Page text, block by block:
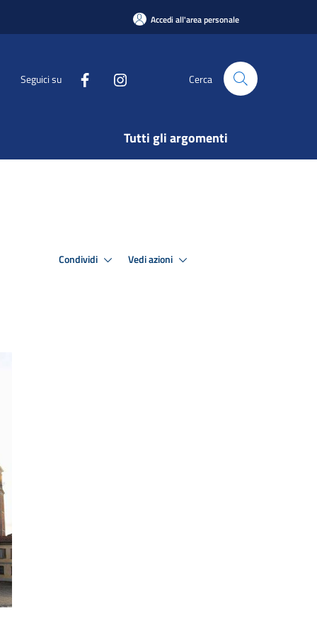
Accedi all'area personale
Seguici su Cerca
Tutti gli argomenti
Condividi Vedi azioni